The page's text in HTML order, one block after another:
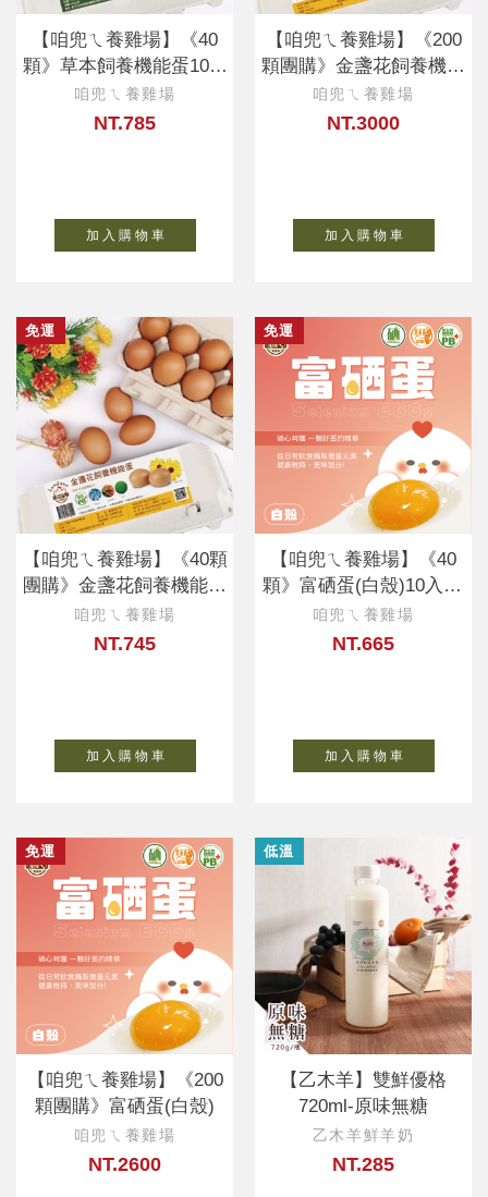
【咱兜ㄟ養雞場】《40
顆》草本飼養機能蛋10入
X4盒
咱兜ㄟ養雞場
NT.785
加 入 購 物 車
【咱兜ㄟ養雞場】《200
顆團購》金盞花飼養機能
蛋
咱兜ㄟ養雞場
NT.3000
加 入 購 物 車
免運
【咱兜ㄟ養雞場】《40顆
團購》金盞花飼養機能蛋
10入X4盒
咱兜ㄟ養雞場
NT.745
加 入 購 物 車
免運
【咱兜ㄟ養雞場】《40
顆》富硒蛋(白殼)10入X4
盒
咱兜ㄟ養雞場
NT.665
加 入 購 物 車
免運
【咱兜ㄟ養雞場】《200
顆團購》富硒蛋(白殼)
咱兜ㄟ養雞場
NT.2600
低溫
【乙木羊】雙鮮優格
720ml-原味無糖
乙木羊鮮羊奶
NT.285